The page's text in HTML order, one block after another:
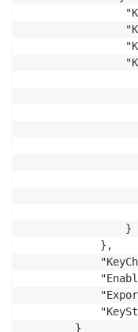
                }
            },
        }